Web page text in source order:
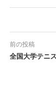
前の投稿
全国大学テニ